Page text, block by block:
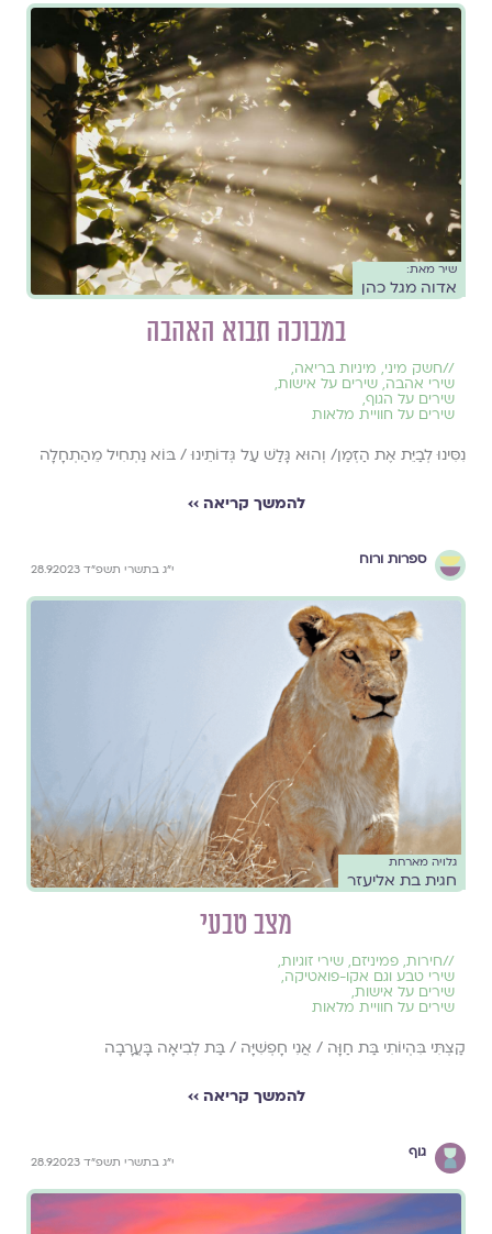
שיר מאת:
אדוה מגל כהן
במבוכה תבוא האהבה
//חשק מיני, מיניות בריאה,
שירי אהבה, שירים על אישות,
שירים על הגוף,
שירים על חוויית מלאות
נִסִּינוּ לְבַיֵּת אֶת הַזְּמַן/ וְהוּא גָּלַשׁ עַל גְּדוֹתֵינוּ / בּוֹא נַתְחִיל מֵהַתְחָלָה
להמשך קריאה ››
ספרות ורוח
י״ג בתשרי תשפ״ד 28.9.2023
גלויה מארחת
חגית בת אליעזר
מצב טבעי
//חירות, פמיניזם, שירי זוגיות,
שירי טבע וגם אקו-פואטיקה,
שירים על אישות,
שירים על חוויית מלאות
קַצְתִּי בִּהְיוֹתִי בַּת חַוָּה / אֲנִי חָפְשִׁיָּה / בַּת לְבִיאָה בָּעֲרָבָה
להמשך קריאה ››
גוף
י״ג בתשרי תשפ״ד 28.9.2023